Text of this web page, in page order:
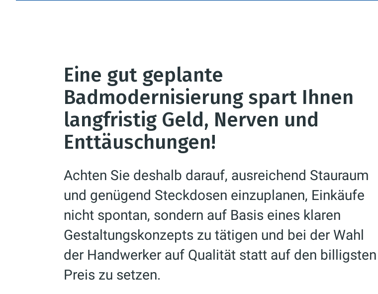
Eine gut geplante
Badmodernisierung spart Ihnen
langfristig Geld, Nerven und
Enttäuschungen!
Achten Sie deshalb darauf, ausreichend Stauraum
und genügend Steckdosen einzuplanen, Einkäufe
nicht spontan, sondern auf Basis eines klaren
Gestaltungskonzepts zu tätigen und bei der Wahl
der Handwerker auf Qualität statt auf den billigsten
Preis zu setzen.